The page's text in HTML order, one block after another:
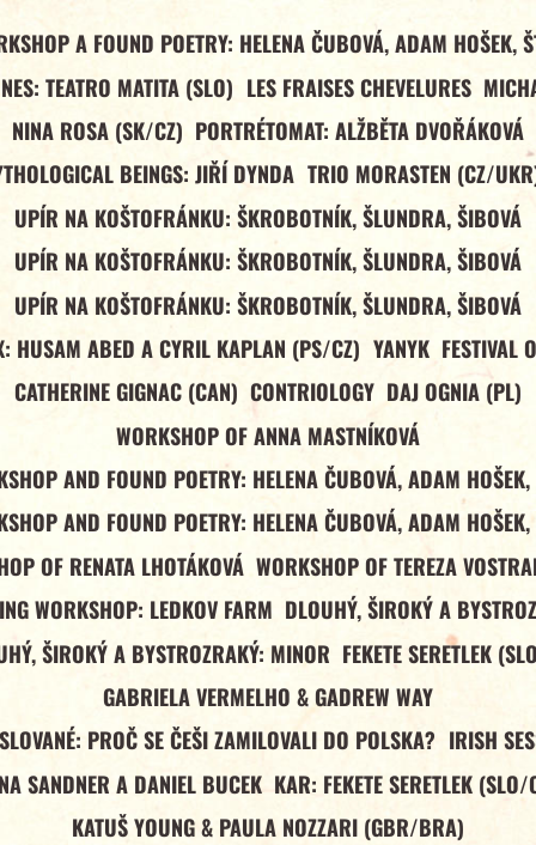
A FOUND POETRY: HELENA ČUBOVÁ, ADAM HOŠEK,
TEATRO MATITA (SLO) LES FRAISES CHEVELURES
NINA ROSA (SK/CZ) PORTRÉTOMAT: ALŽBĚTA DVOŘÁKOVÁ
BEINGS: JIŘÍ DYNDA TRIO MORASTEN (CZ/
UPÍR NA KOŠTOFRÁNKU: ŠKROBOTNÍK, ŠLUNDRA, ŠIBOVÁ
UPÍR NA KOŠTOFRÁNKU: ŠKROBOTNÍK, ŠLUNDRA, ŠIBOVÁ
UPÍR NA KOŠTOFRÁNKU: ŠKROBOTNÍK, ŠLUNDRA, ŠIBOVÁ
HUSAM ABED A CYRIL KAPLAN (PS/CZ) YANYK FESTIVAL
CATHERINE GIGNAC (CAN) CONTRIOLOGY DAJ OGNIA (PL)
WORKSHOP OF ANNA MASTNÍKOVÁ
AND FOUND POETRY: HELENA ČUBOVÁ, ADAM
AND FOUND POETRY: HELENA ČUBOVÁ, ADAM
OF RENATA LHOTÁKOVÁ WORKSHOP OF TEREZA
WORKSHOP: LEDKOV FARM DLOUHÝ, ŠIROKÝ A
ŠIROKÝ A BYSTROZRAKÝ: MINOR FEKETE SERETLEK
GABRIELA VERMELHO & GADREW WAY
PROČ SE ČEŠI ZAMILOVALI DO POLSKA? IRISH
SANDNER A DANIEL BUCEK KAR: FEKETE SERETLEK (SLO/
KATUŠ YOUNG & PAULA NOZZARI (GBR/BRA)